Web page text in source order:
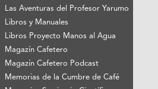
Las Aventuras del Profesor Yarumo
Libros y Manuales
Libros Proyecto Manos al Agua
Magazín Cafetero
Magazín Cafetero Podcast
Memorias de la Cumbre de Café